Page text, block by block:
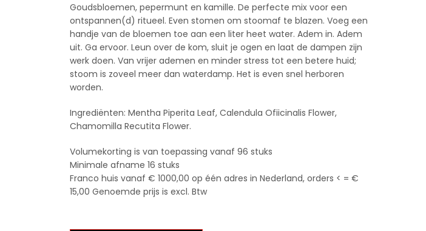
Goudsbloemen, pepermunt en kamille. De perfecte mix voor een
ontspannen(d) ritueel. Even stomen om stoomaf te blazen. Voeg een
handje van de bloemen toe aan een liter heet water. Adem in. Adem
uit. Ga ervoor. Leun over de kom, sluit je ogen en laat de dampen zijn
werk doen. Van vrijer ademen en minder stress tot een betere huid;
stoom is zoveel meer dan waterdamp. Het is even snel herboren
worden.
Ingrediënten: Mentha Piperita Leaf, Calendula Ofiicinalis Flower,
Chamomilla Recutita Flower.
Volumekorting is van toepassing vanaf 96 stuks
Minimale afname 16 stuks
Franco huis vanaf € 1000,00 op één adres in Nederland, orders < = €
15,00 Genoemde prijs is excl. Btw